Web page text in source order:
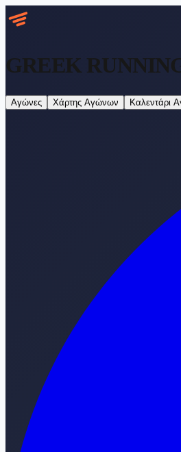
GREEK
Αγώνες Χάρτης Αγώνων Καλεντάρι